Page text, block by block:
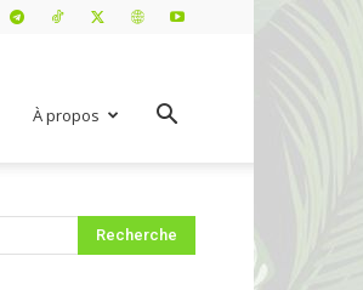
À propos